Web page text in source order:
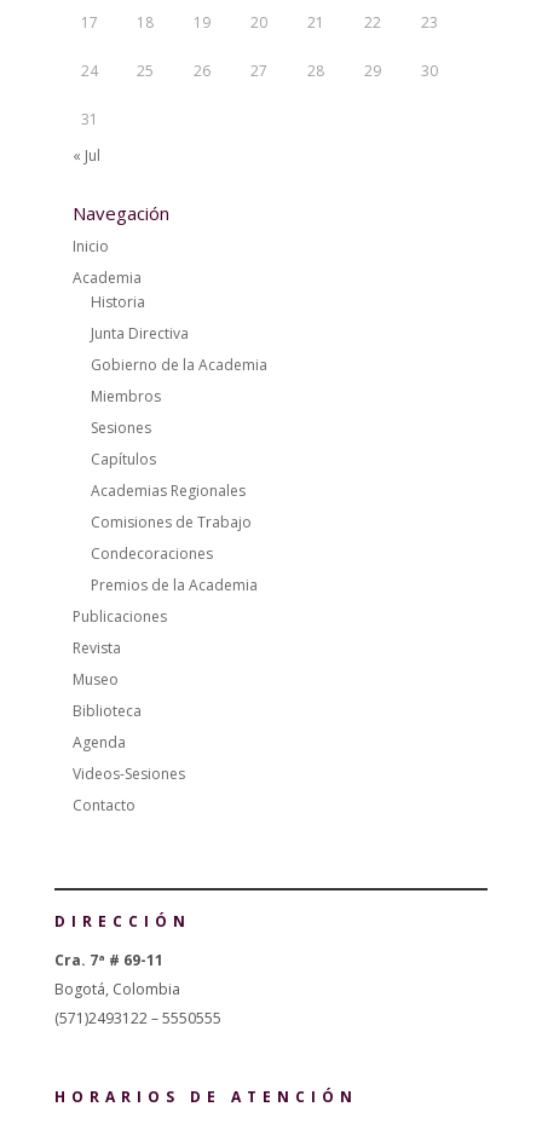
17 18 19 20 21 22 23
24 25 26 27 28 29 30
31
« Jul
Navegación
Inicio
Academia
Historia
Junta Directiva
Gobierno de la Academia
Miembros
Sesiones
Capítulos
Academias Regionales
Comisiones de Trabajo
Condecoraciones
Premios de la Academia
Publicaciones
Revista
Museo
Biblioteca
Agenda
Videos-Sesiones
Contacto
DIRECCIÓN
Cra. 7ª # 69-11
Bogotá, Colombia
(571)2493122 – 5550555
HORARIOS DE ATENCIÓN